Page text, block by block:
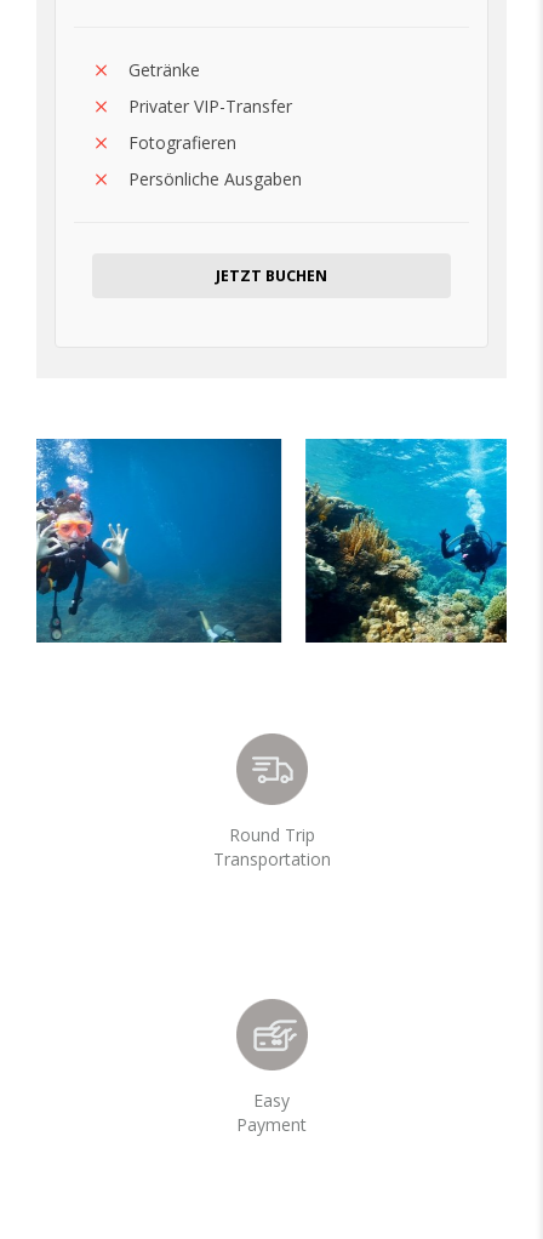
Getränke
Privater VIP-Transfer
Fotografieren
Persönliche Ausgaben
JETZT BUCHEN
Round Trip
Transportation
Easy
Payment